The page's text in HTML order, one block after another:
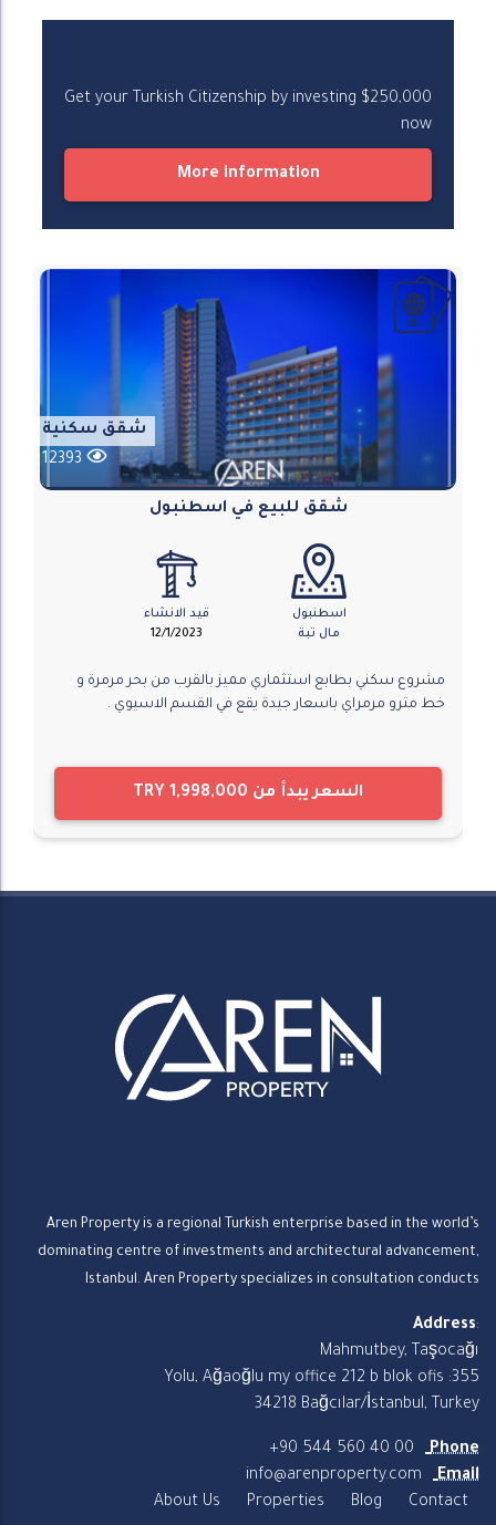
Get your Turkish Citizenship by investing $250,000
now
More information
شقق سكنية
شقق للبيع في اسطنبول
اسطنبول
مال تبة
قيد الانشاء
12/1/2023
مشروع سكني بطابع استثماري مميز بالقرب من بحر مرمرة و
خط مترو مرمراي باسعار جيدة يقع في القسم الاسيوي .
السعر يبدأ من TRY 1,998,000
Aren Property is a regional Turkish enterprise based in the world’s
dominating centre of investments and architectural advancement,
Istanbul. Aren Property specializes in consultation conducts
Address:
Mahmutbey, Taşocağı
Yolu, Ağaoğlu my office 212 b blok ofis :355
34218 Bağcılar/İstanbul, Turkey
Phone
+90 544 560 40 00
Email
info@arenproperty.com
About Us
Properties Blog Contact